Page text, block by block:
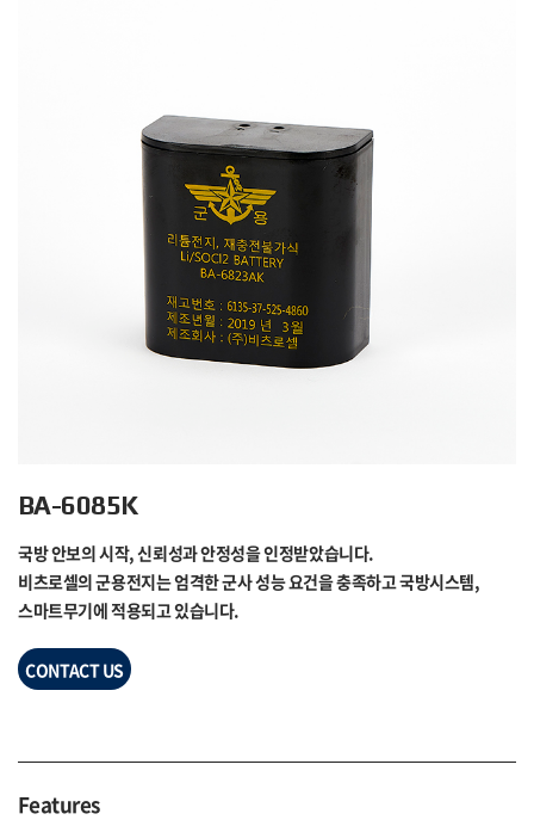
BA-6085K
국방 안보의 시작, 신뢰성과 안정성을 인정받았습니다.
비츠로셀의 군용전지는 엄격한 군사 성능 요건을 충족하고 국방시스템,
스마트무기에 적용되고 있습니다.
CONTACT US
Features